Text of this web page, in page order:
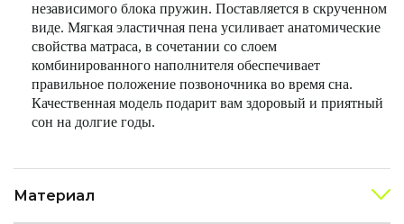
независимого блока пружин. Поставляется в скрученном
виде. Мягкая эластичная пена усиливает анатомические
свойства матраса, в сочетании со слоем
комбинированного наполнителя обеспечивает
правильное положение позвоночника во время сна.
Качественная модель подарит вам здоровый и приятный
сон на долгие годы.
Материал